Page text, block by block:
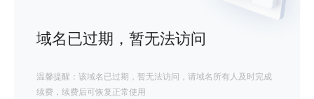
域名已过期，暂无法访问
温馨提醒：该域名已过期，暂无法访问，请域名所有人及时完成
续费，续费后可恢复正常使用